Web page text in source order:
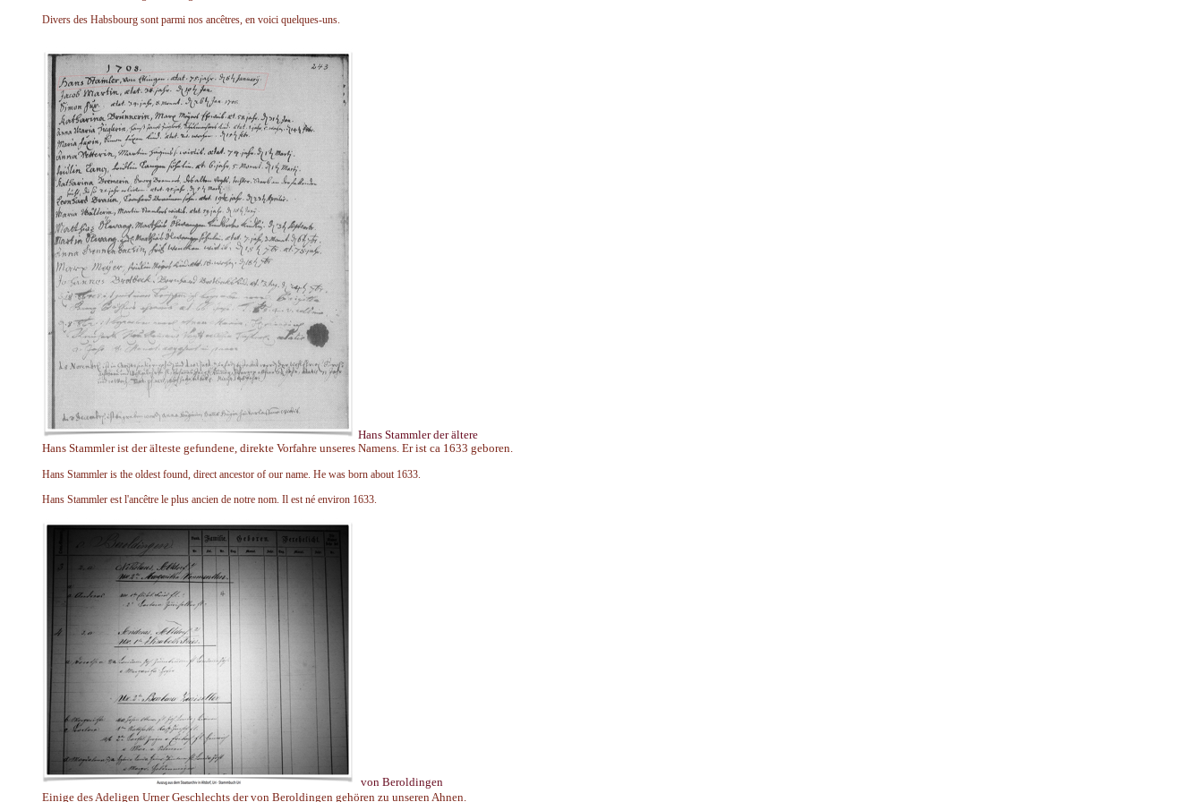
Divers des Habsbourg sont parmi nos ancêtres, en voici quelques-uns.
Hans Stammler der ältere
Hans Stammler ist der älteste gefundene, direkte Vorfahre unseres Namens. Er ist ca 1633 geboren.
Hans Stammler is the oldest found, direct ancestor of our name. He was born about 1633.
Hans Stammler est l'ancêtre le plus ancien de notre nom. Il est né environ 1633.
von Beroldingen
Einige des Adeligen Urner Geschlechts der von Beroldingen gehören zu unseren Ahnen.